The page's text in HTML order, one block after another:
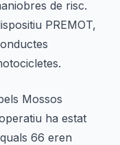
de risc.
PREMOT,
Mossos
ha estat
66 eren